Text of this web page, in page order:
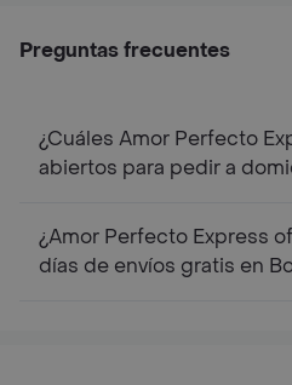
Preguntas frecuentes
¿Cuáles Amor Perfecto
abiertos para pedir a
¿Amor Perfecto Express
días de envíos gratis en